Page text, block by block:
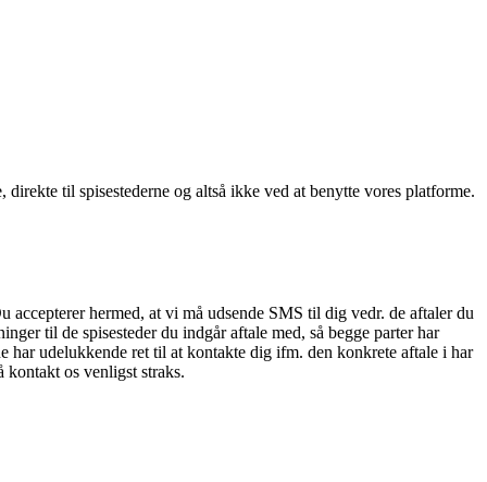
til spisestederne og altså ikke ved at benytte vores platforme.
hermed, at vi må udsende SMS til dig vedr. de aftaler du
til de spisesteder du indgår aftale med, så begge parter har
udelukkende ret til at kontakte dig ifm. den konkrete aftale i har
kontakt os venligst straks.